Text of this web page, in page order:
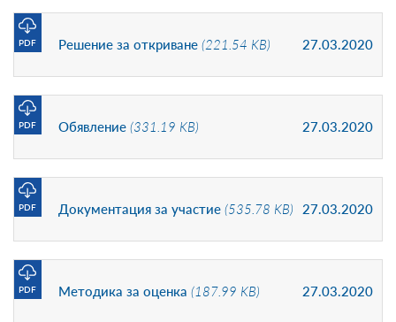
Решение за откриване (221.54 KB) 27.03.2020
PDF
Обявление (331.19 KB) 27.03.2020
PDF
Документация за участие (535.78 KB) 27.03.2020
PDF
Методика за оценка (187.99 KB) 27.03.2020
PDF